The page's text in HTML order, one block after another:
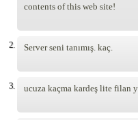
contents of this web site!
2. Server seni tanımış. kaç.
3. ucuza kaçma kardeş lite filan